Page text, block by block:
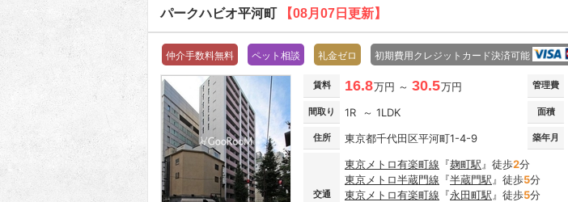
パークハビオ平河町 【08月07日更新】
仲介手数料無料 ペット相談 礼金ゼロ 初期費用クレジットカード決済可能
賃料 16.8万円 ～ 30.5万円 管理費
間取り 1R ～ 1LDK 面積
住所 東京都千代田区平河町1-4-9 築年月
交通
東京メトロ有楽町線 『麹町駅 』徒歩2分
東京メトロ半蔵門線 『半蔵門駅 』徒歩5分
東京メトロ有楽町線 『永田町駅 』徒歩5分